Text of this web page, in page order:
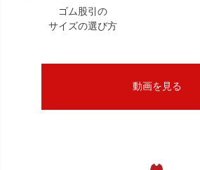
ゴム股引の
サイズの選び方
動画を見る